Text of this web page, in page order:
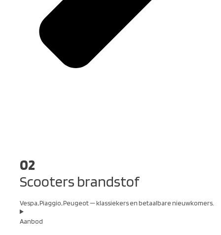
02
Scooters brandstof
Vespa, Piaggio, Peugeot — klassiekers en betaalbare nieuwkomers.
Aanbod